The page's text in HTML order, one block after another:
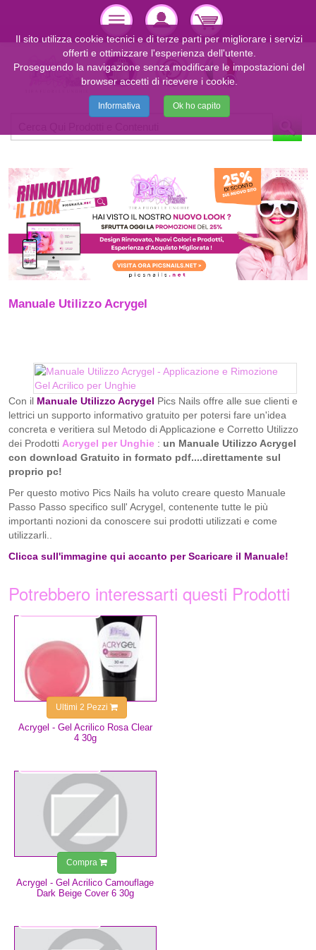
Manuale Utilizzo Acrygel
Con il Manuale Utilizzo Acrygel Pics Nails offre alle sue clienti e
lettrici un supporto informativo gratuito per potersi fare un'idea
concreta e veritiera sul Metodo di Applicazione e Corretto Utilizzo
dei Prodotti Acrygel per Unghie : un Manuale Utilizzo Acrygel
con download Gratuito in formato pdf....direttamente sul
proprio pc!
Per questo motivo Pics Nails ha voluto creare questo Manuale
Passo Passo specifico sull' Acrygel, contenente tutte le più
importanti nozioni da conoscere sui prodotti utilizzati e come
utilizzarli..
Clicca sull'immagine qui accanto per Scaricare il Manuale!
Potrebbero interessarti questi Prodotti
Acrygel - Gel Acrilico Rosa Clear
4 30g
Ultimi 2 Pezzi
Acrygel - Gel Acrilico Camouflage
Dark Beige Cover 6 30g
Compra
Il sito utilizza cookie tecnici e di terze parti per migliorare i servizi
offerti e ottimizzare l'esperienza dell'utente.
Proseguendo la navigazione senza modificare le impostazioni del
browser accetti di ricevere i cookie.
Informativa Ok ho capito